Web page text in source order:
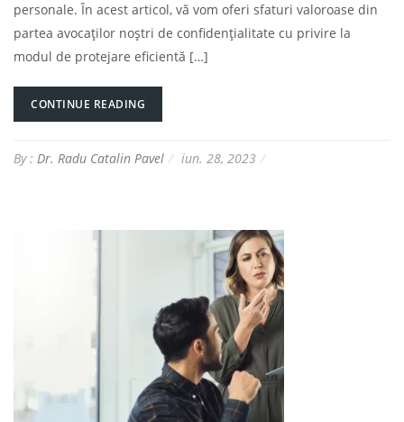
personale. În acest articol, vă vom oferi sfaturi valoroase din
partea avocaților noștri de confidențialitate cu privire la
modul de protejare eficientă […]
CONTINUE READING
By : Dr. Radu Catalin Pavel iun. 28, 2023